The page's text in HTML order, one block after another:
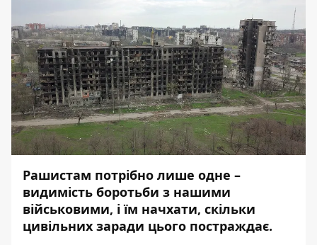
Рашистам потрібно лише одне –
видимість боротьби з нашими
військовими, і їм начхати, скільки
цивільних заради цього постраждає.